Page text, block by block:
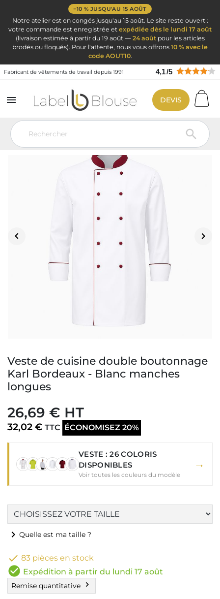
−10 % JUSQU'AU 15 AOÛT
Notre atelier est en congés jusqu'au 15 août. Le site reste ouvert :
votre commande est enregistrée et expédiée dès le lundi 17 août
(livraison estimée à partir du 19 août — 24 aoûtpour les articles
brodés ou floqués). Pour l'attente, nous vous offrons 10 % avec le
code AOUT10.
Fabricant de vêtements de travail depuis 1991 4,1/5


DEVIS
Vêtement de travail Vêtements de cuisine
Veste de cuisine
 
Veste de cuisine double boutonnage
Karl Bordeaux - Blanc manches
longues
26,69 € HT
32,02 € TTC ÉCONOMISEZ 20%
VESTE : 26 COLORIS
DISPONIBLES
Voir toutes les couleurs du modèle
→
chevron_right Quelle est ma taille ?
 83 pièces en stock
check_circle Expédition à partir du lundi 17 août
Remise quantitative chevron_right